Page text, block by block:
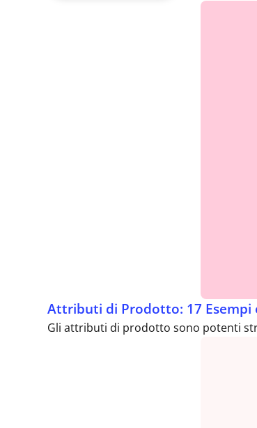
Attributi di Prodotto: 17 Esempi
Gli attributi di prodotto sono potenti